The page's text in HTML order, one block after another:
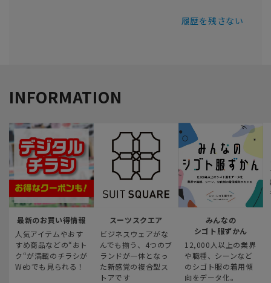
履歴を残さない
INFORMATION
最新のお買い得情報
人気アイテムやおす
すめ商品などの“おト
ク“が満載のチラシが
Webでも見られる！
スーツスクエア
ビジネスウェアがな
んでも揃う、4つのブ
ランドが一体となっ
た新感覚の複合型ス
トアです
みんなの
シゴト服ずかん
12,000人以上の業界
や職種、シーンなど
のシゴト服の着用傾
向をデータ化。